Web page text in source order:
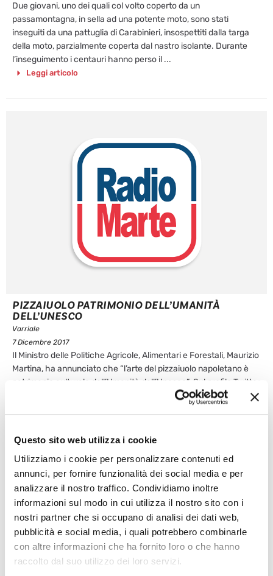
Questo sito web utilizza i cookie
Utilizziamo i cookie per personalizzare contenuti ed
annunci, per fornire funzionalità dei social media e per
analizzare il nostro traffico. Condividiamo inoltre
informazioni sul modo in cui utilizza il nostro sito con i
nostri partner che si occupano di analisi dei dati web,
pubblicità e social media, i quali potrebbero combinarle
con altre informazioni che ha fornito loro o che hanno
raccolto dal suo utilizzo dei loro servizi.
Due giovani, uno dei quali col volto coperto da un
passamontagna, in sella ad una potente moto, sono stati
inseguiti da una pattuglia di Carabinieri, insospettiti dalla targa
della moto, parzialmente coperta dal nastro isolante. Durante
l’inseguimento i centauri hanno perso il ...
Leggi articolo
PIZZAIUOLO PATRIMONIO DELL’UMANITÀ
DELL’UNESCO
Varriale
7 Dicembre 2017
Il Ministro delle Politiche Agricole, Alimentari e Forestali, Maurizio
Martina, ha annunciato che “l’arte del pizzaiuolo napoletano è
patrimonio culturale dell’Umanità dell’Unesco”. Sul profilo Twitter
Martina ha scritto: “Vittoria! Identità enogastronomica italiana
sempre più tutelata nel mondo”. Dopo 8 anni di negoziati
Leggi articolo